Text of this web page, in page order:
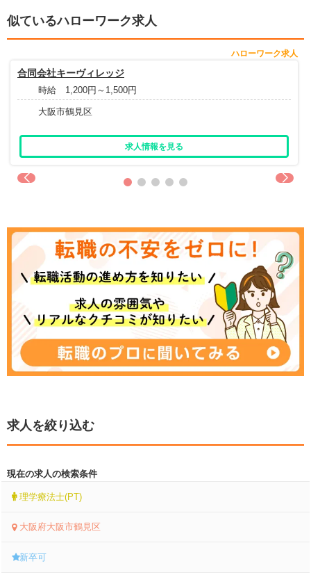
似ているハローワーク求人
ハローワーク求人
合同会社キーヴィレッジ
時給 1,200円～1,500円
大阪市鶴見区
求人情報を見る
求人を絞り込む
現在の求人の検索条件
理学療法士(PT)
大阪府大阪市鶴見区
新卒可